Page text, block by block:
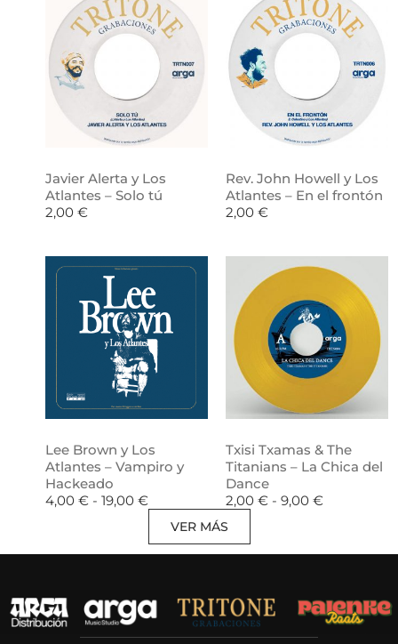
Javier Alerta y Los
Atlantes – Solo tú
2,00 €
Rev. John Howell y Los
Atlantes – En el frontón
2,00 €
Lee Brown y Los
Atlantes – Vampiro y
Hackeado
4,00 € - 19,00 €
Txisi Txamas & The
Titanians – La Chica del
Dance
2,00 € - 9,00 €
VER MÁS